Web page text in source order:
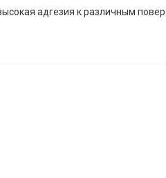
адгезия к различным